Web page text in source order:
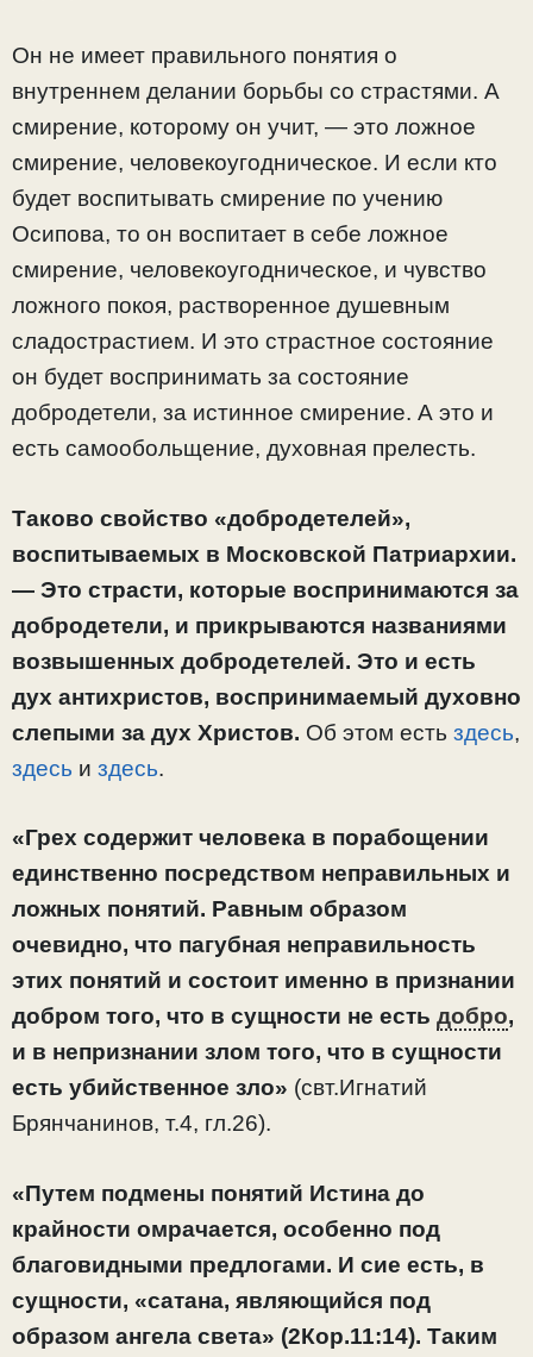
Он не имеет правильного понятия о
внутреннем делании борьбы со страстями. А
смирение, которому он учит, — это ложное
смирение, человекоугодническое. И если кто
будет воспитывать смирение по учению
Осипова, то он воспитает в себе ложное
смирение, человекоугодническое, и чувство
ложного покоя, растворенное душевным
сладострастием. И это страстное состояние
он будет воспринимать за состояние
добродетели, за истинное смирение. А это и
есть самообольщение, духовная прелесть.
Таково свойство «добродетелей»,
воспитываемых в Московской Патриархии.
— Это страсти, которые воспринимаются за
добродетели, и прикрываются названиями
возвышенных добродетелей. Это и есть
дух антихристов, воспринимаемый духовно
слепыми за дух Христов. Об этом есть здесь,
здесь и здесь.
«Грех содержит человека в порабощении
единственно посредством неправильных и
ложных понятий. Равным образом
очевидно, что пагубная неправильность
этих понятий и состоит именно в признании
добром того, что в сущности не есть добро,
и в непризнании злом того, что в сущности
есть убийственное зло» (свт.Игнатий
Брянчанинов, т.4, гл.26).
«Путем подмены понятий Истина до
крайности омрачается, особенно под
благовидными предлогами. И сие есть, в
сущности, «сатана, являющийся под
образом ангела света» (2Кор.11:14). Таким